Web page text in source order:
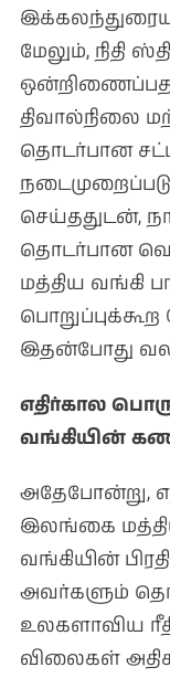
மேலும், நிதி
திவால்நிலை
தொடர்பான
செய்ததுடன்,
தொடர்பான
மத்திய வங்கி
இதன்போது
எதிர்கால
வங்கியின்
அதேபோன்று,
இலங்கை
வங்கியின்
அவர்களும்
உலகளாவிய
விலைகள்